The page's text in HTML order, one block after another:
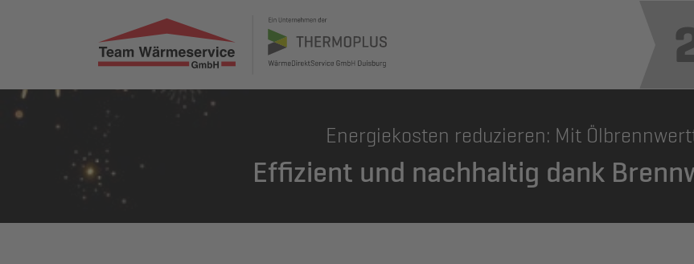
Energiekosten reduzieren: Mit
Effizient und nachhaltig dank